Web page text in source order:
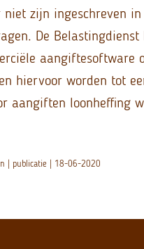
zijn ingeschreven
De
aangiftesoftware
hiervoor worden tot
aangiften loonheffing
| publicatie | 18-06-2020